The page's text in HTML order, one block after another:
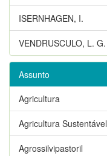
ISERNHAGEN, I.
VENDRUSCULO, L. G.
Assunto
Agricultura
Agricultura Sustentável
Agrossilvipastoril